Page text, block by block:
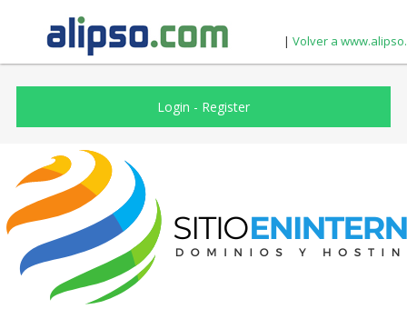
| Volver a
Login - Register